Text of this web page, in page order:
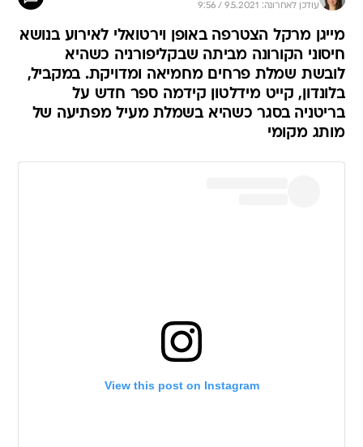
עודכן לאחרונה: 9.5.2021 / 9:56
מייגן מרקל הצטרפה באופן וירטואלי לאירוע בנושא
חיסוני הקורונה מביתה שבקליפורניה כשהיא
לובשת שמלת פרחים מחמיאה ומדויקת. במקביל,
בלונדון, קייט מידלטון קידמה ספר חדש על
בריטניה בסגר כשהיא בשמלת מעיל מפתיעה של
מותג מקומי
View this post on Instagram